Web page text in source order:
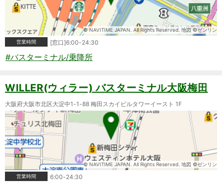
© NAVITIME JAPAN. All Rights Reserved. 地図 ©ゼンリン
営業時間
[窓口]6:00-24:30
#バスターミナル/乗降所
WILLER(ウィラー) バスターミナル大阪梅田
大阪府大阪市北区大淀中1-1-88 梅田スカイビルタワーイースト 1F
© NAVITIME JAPAN. All Rights Reserved. 地図 ©ゼンリン
営業時間
6:00-24:30